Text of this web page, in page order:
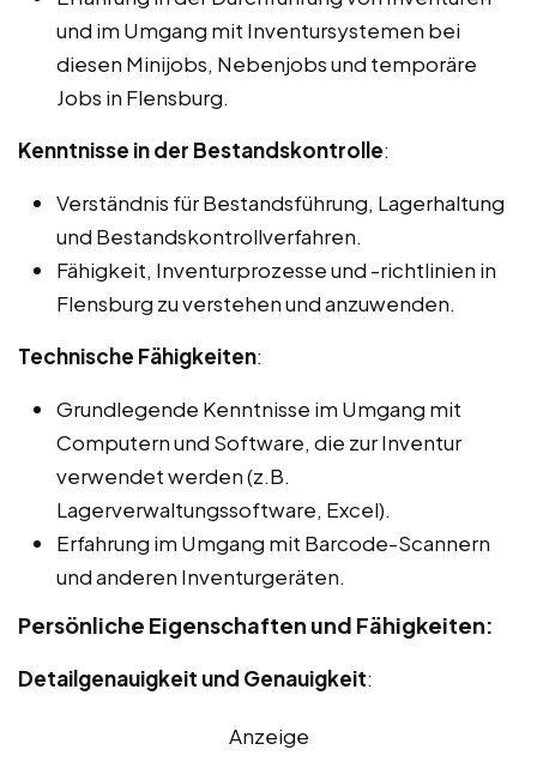
und im Umgang mit Inventursystemen bei
diesen Minijobs, Nebenjobs und temporäre
Jobs in Flensburg.
Kenntnisse in der Bestandskontrolle:
Verständnis für Bestandsführung, Lagerhaltung
und Bestandskontrollverfahren.
Fähigkeit, Inventurprozesse und -richtlinien in
Flensburg zu verstehen und anzuwenden.
Technische Fähigkeiten:
Grundlegende Kenntnisse im Umgang mit
Computern und Software, die zur Inventur
verwendet werden (z.B.
Lagerverwaltungssoftware, Excel).
Erfahrung im Umgang mit Barcode-Scannern
und anderen Inventurgeräten.
Persönliche Eigenschaften und Fähigkeiten:
Detailgenauigkeit und Genauigkeit:
Anzeige